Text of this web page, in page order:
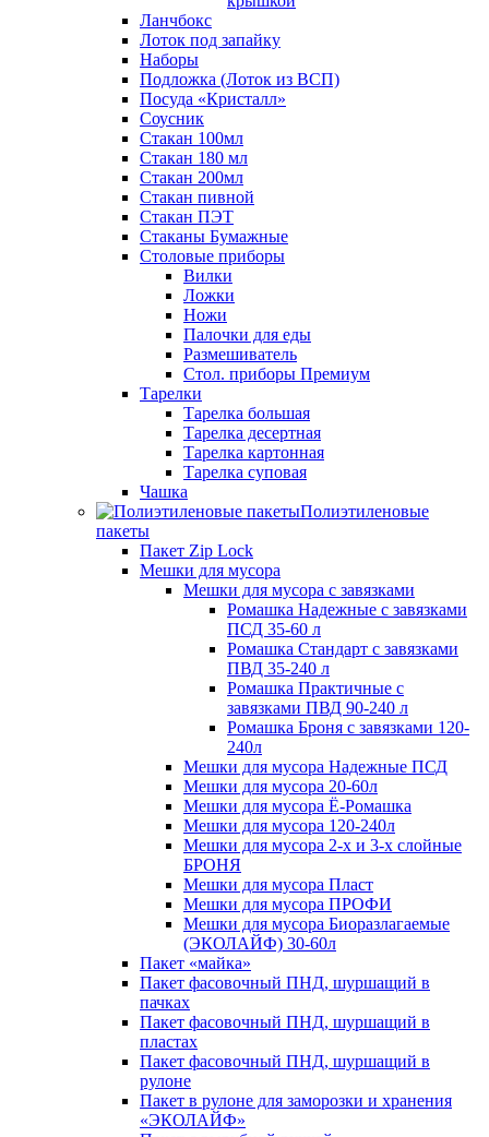
Ланчбокс
Лоток под запайку
Наборы
Подложка (Лоток из ВСП)
Посуда «Кристалл»
Соусник
Стакан 100мл
Стакан 180 мл
Стакан 200мл
Стакан пивной
Стакан ПЭТ
Стаканы Бумажные
Столовые приборы
Вилки
Ложки
Ножи
Палочки для еды
Размешиватель
Стол. приборы Премиум
Тарелки
Тарелка большая
Тарелка десертная
Тарелка картонная
Тарелка суповая
Чашка
Полиэтиленовые
пакеты
Пакет Zip Lock
Мешки для мусора
Мешки для мусора с завязками
Ромашка Надежные с завязками
ПСД 35-60 л
Ромашка Стандарт с завязками
ПВД 35-240 л
Ромашка Практичные с
завязками ПВД 90-240 л
Ромашка Броня с завязками 120-
240л
Мешки для мусора Надежные ПСД
Мешки для мусора 20-60л
Мешки для мусора Ё-Ромашка
Мешки для мусора 120-240л
Мешки для мусора 2-х и 3-х слойные
БРОНЯ
Мешки для мусора Пласт
Мешки для мусора ПРОФИ
Мешки для мусора Биоразлагаемые
(ЭКОЛАЙФ) 30-60л
Пакет «майка»
Пакет фасовочный ПНД, шуршащий в
пачках
Пакет фасовочный ПНД, шуршащий в
пластах
Пакет фасовочный ПНД, шуршащий в
рулоне
Пакет в рулоне для заморозки и хранения
«ЭКОЛАЙФ»